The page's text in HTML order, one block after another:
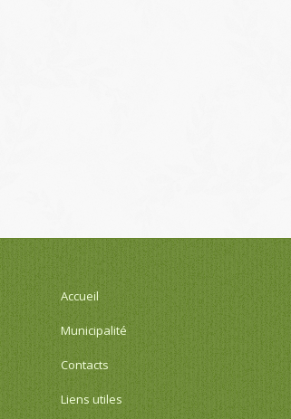
Accueil
Municipalité
Contacts
Liens utiles